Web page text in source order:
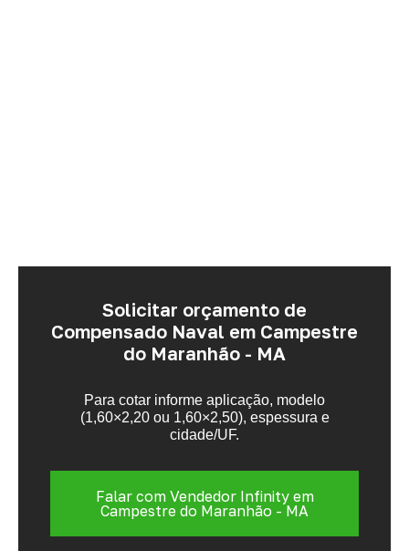
Solicitar orçamento de
Compensado Naval em Campestre
do Maranhão - MA
Para cotar informe aplicação, modelo
(1,60×2,20 ou 1,60×2,50), espessura e
cidade/UF.
Falar com Vendedor Infinity em
Campestre do Maranhão - MA